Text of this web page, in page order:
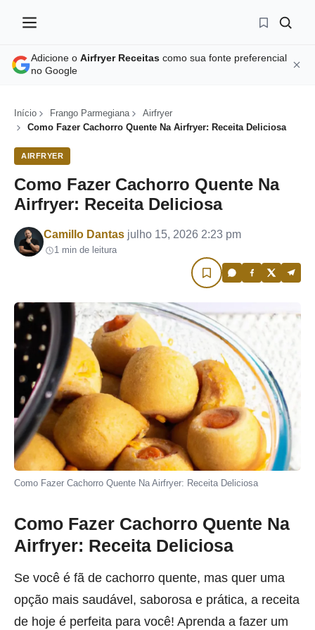
Adicione o Airfryer Receitas como sua fonte preferencial
no Google
Início Frango Parmegiana
Airfryer
Como Fazer Cachorro Quente Na Airfryer: Receita Deliciosa
AIRFRYER
Como Fazer Cachorro Quente Na
Airfryer: Receita Deliciosa
Por
Camillo Dantas julho 15, 2026 2:23 pm
1 min de leitura
Como Fazer Cachorro Quente Na Airfryer: Receita Deliciosa
Como Fazer Cachorro Quente Na
Airfryer: Receita Deliciosa
Se você é fã de cachorro quente, mas quer uma
opção mais saudável, saborosa e prática, a receita
de hoje é perfeita para você! Aprenda a fazer um